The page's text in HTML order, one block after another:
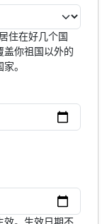
住在好几个国
盖你祖国以外的
。